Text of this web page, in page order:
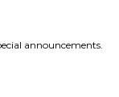
announcements.